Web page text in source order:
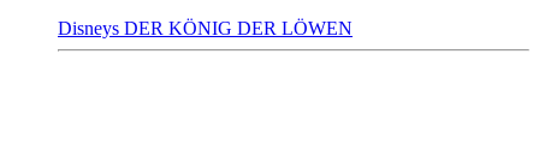
Disneys DER KÖNIG DER LÖWEN